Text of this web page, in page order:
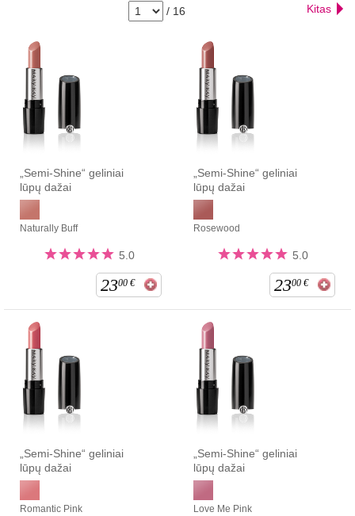
/ 16 Kitas
„Semi-Shine“ geliniai
lūpų dažai
Naturally Buff
5.0
2300 €
„Semi-Shine“ geliniai
lūpų dažai
Rosewood
5.0
2300 €
„Semi-Shine“ geliniai
lūpų dažai
Romantic Pink
„Semi-Shine“ geliniai
lūpų dažai
Love Me Pink